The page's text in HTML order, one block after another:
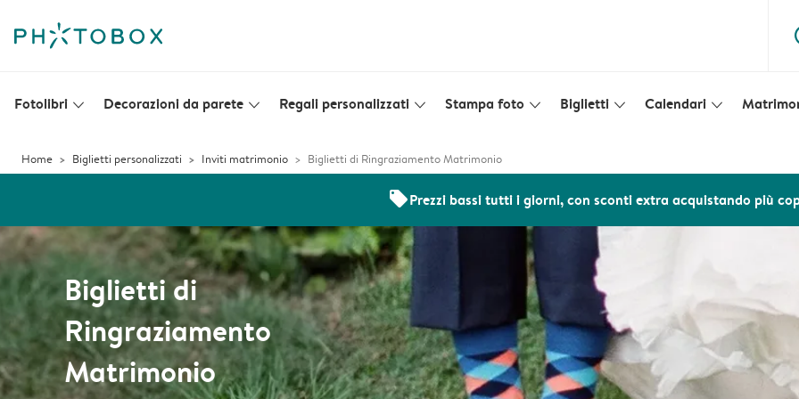
Fotolibri slim_arrow_down Decorazioni da parete slim_arrow_down Regali personalizzati slim_arrow_down Stampa foto slim_arrow_down Biglietti slim_arrow_down Calendari slim_arrow_down
Home Biglietti personalizzati Inviti matrimonio Biglietti di Ringraziamento Matrimonio
offersPrezzi bassi tutti i giorni, con sconti extra acquistando più
Biglietti di
Ringraziamento
Matrimonio